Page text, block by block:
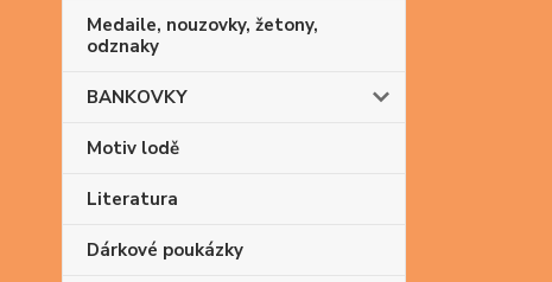
Medaile, nouzovky, žetony,
odznaky
BANKOVKY
Motiv lodě
Literatura
Dárkové poukázky